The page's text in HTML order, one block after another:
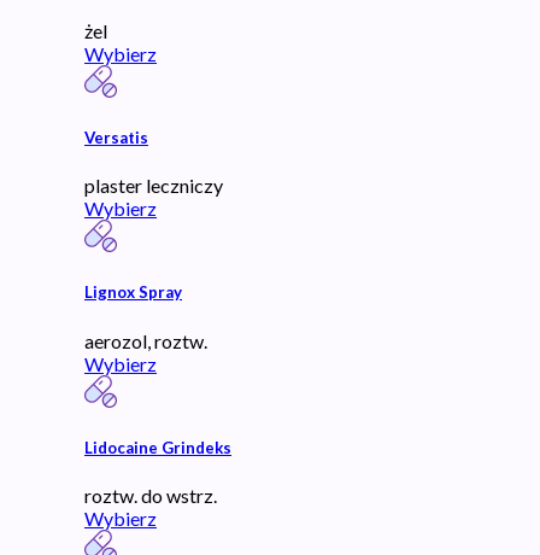
żel
Wybierz
Versatis
plaster leczniczy
Wybierz
Lignox Spray
aerozol, roztw.
Wybierz
Lidocaine Grindeks
roztw. do wstrz.
Wybierz